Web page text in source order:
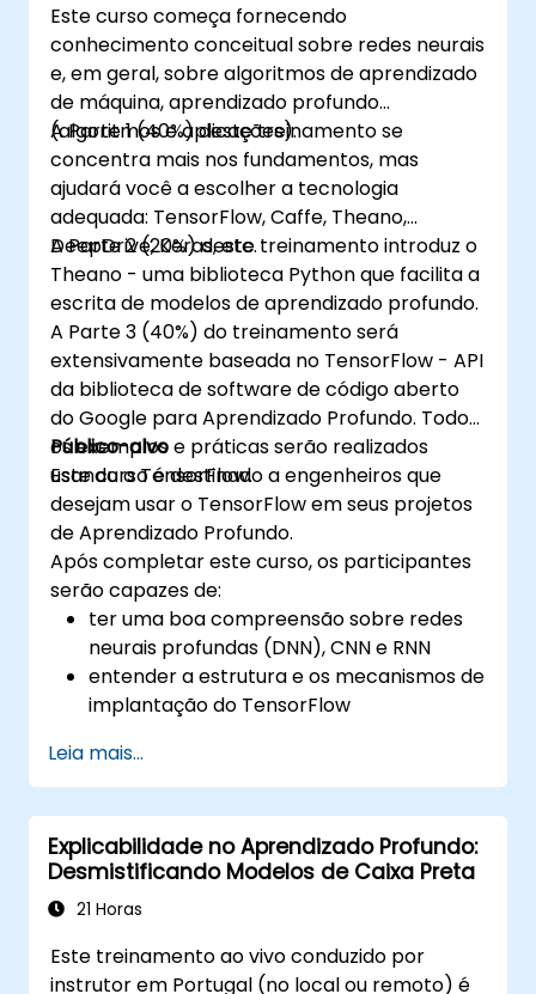
Este curso começa fornecendo
conhecimento conceitual sobre redes neurais
e, em geral, sobre algoritmos de aprendizado
de máquina, aprendizado profundo
(algoritmos e aplicações).
A Parte 1 (40%) deste treinamento se
concentra mais nos fundamentos, mas
ajudará você a escolher a tecnologia
adequada: TensorFlow, Caffe, Theano,
DeepDrive, Keras, etc.
A Parte 2 (20%) deste treinamento introduz o
Theano - uma biblioteca Python que facilita a
escrita de modelos de aprendizado profundo.
A Parte 3 (40%) do treinamento será
extensivamente baseada no TensorFlow - API
da biblioteca de software de código aberto
do Google para Aprendizado Profundo. Todos
os exemplos e práticas serão realizados
usando o TensorFlow.
Público-alvo
Este curso é destinado a engenheiros que
desejam usar o TensorFlow em seus projetos
de Aprendizado Profundo.
Após completar este curso, os participantes
serão capazes de:
ter uma boa compreensão sobre redes
neurais profundas (DNN), CNN e RNN
entender a estrutura e os mecanismos de
implantação do TensorFlow
instalação, ambiente de produção,
arquitetura e configuração
ser capaz de avaliar a qualidade do
código, realizar depuração e
monitoramento
ser capaz de implementar produção
construção de grafos e registro
Leia mais...
Explicabilidade no Aprendizado Profundo:
Desmistificando Modelos de Caixa Preta
21 Horas
Este treinamento ao vivo conduzido por
instrutor em Portugal (no local ou remoto) é